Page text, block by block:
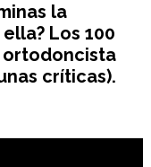
la
Los 100
ortodoncista
críticas).